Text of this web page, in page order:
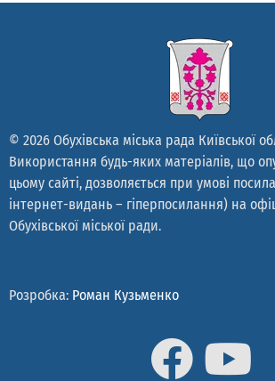
© 2026 Обухівська міська рада Київської
Використання будь-яких матеріалів, що
цьому сайті, дозволяється при умові
інтернет-видань – гіперпосилання) на
Обухівської міської ради.
Розробка: Роман Кузьменко